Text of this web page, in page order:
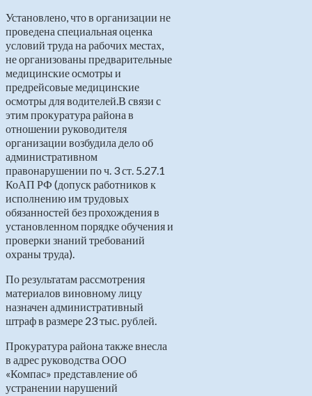
Установлено, что в организации не
проведена специальная оценка
условий труда на рабочих местах,
не организованы предварительные
медицинские осмотры и
предрейсовые медицинские
осмотры для водителей.В связи с
этим прокуратура района в
отношении руководителя
организации возбудила дело об
административном
правонарушении по ч. 3 ст. 5.27.1
КоАП РФ (допуск работников к
исполнению им трудовых
обязанностей без прохождения в
установленном порядке обучения и
проверки знаний требований
охраны труда).
По результатам рассмотрения
материалов виновному лицу
назначен административный
штраф в размере 23 тыс. рублей.
Прокуратура района также внесла
в адрес руководства ООО
«Компас» представление об
устранении нарушений